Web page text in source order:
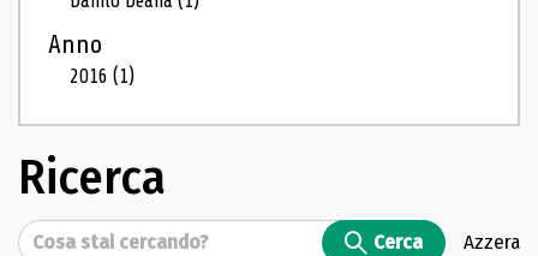
Anno
2016(1)
Ricerca
Cerca Cerca Azzera